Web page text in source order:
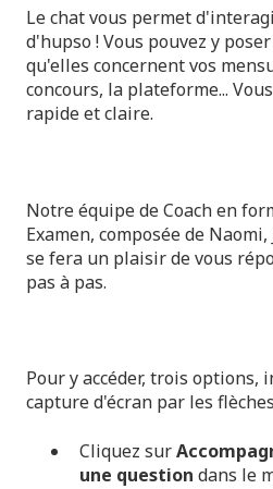
Le chat vous permet
d'hupso ! Vous pouvez y
qu'elles concernent vos
concours, la plateforme...
rapide et claire.
Notre équipe de Coach en
Examen, composée de
se fera un plaisir de vous
pas à pas.
Pour y accéder, trois options,
capture d'écran par les
Cliquez sur
une question dans le